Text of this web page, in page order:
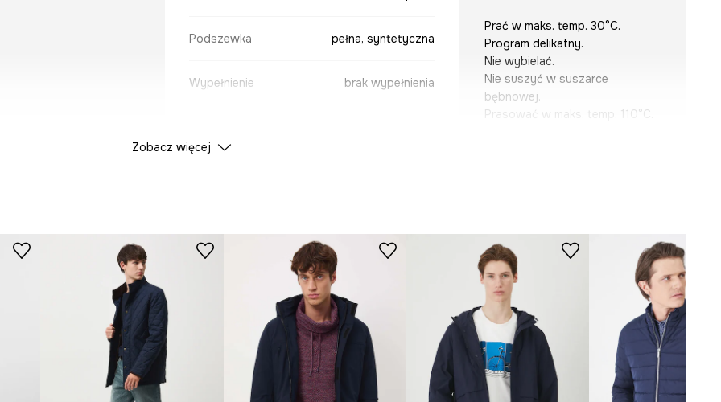
Podszewka pełna, syntetyczna
Wypełnienie brak wypełnienia
DANE PRODUKTU
ID Produktu RS25-KUM611-59X
Prać w maks. temp. 30°C.
Program delikatny.
Nie wybielać.
Nie suszyć w suszarce
bębnowej.
Prasować w maks. temp. 110°C.
WYMIARY
Zobacz wymiary produktu
Zobacz więcej